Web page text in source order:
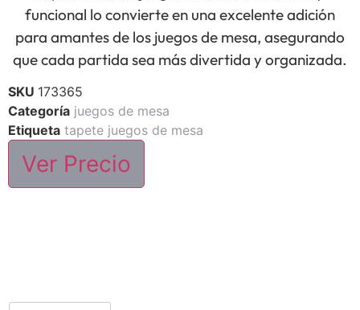
funcional lo convierte en una excelente adición
para amantes de los juegos de mesa, asegurando
que cada partida sea más divertida y organizada.
SKU 173365
Categoría juegos de mesa
Etiqueta tapete juegos de mesa
Ver Precio